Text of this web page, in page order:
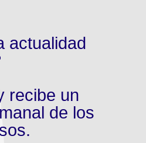
actualidad
recibe un
de los